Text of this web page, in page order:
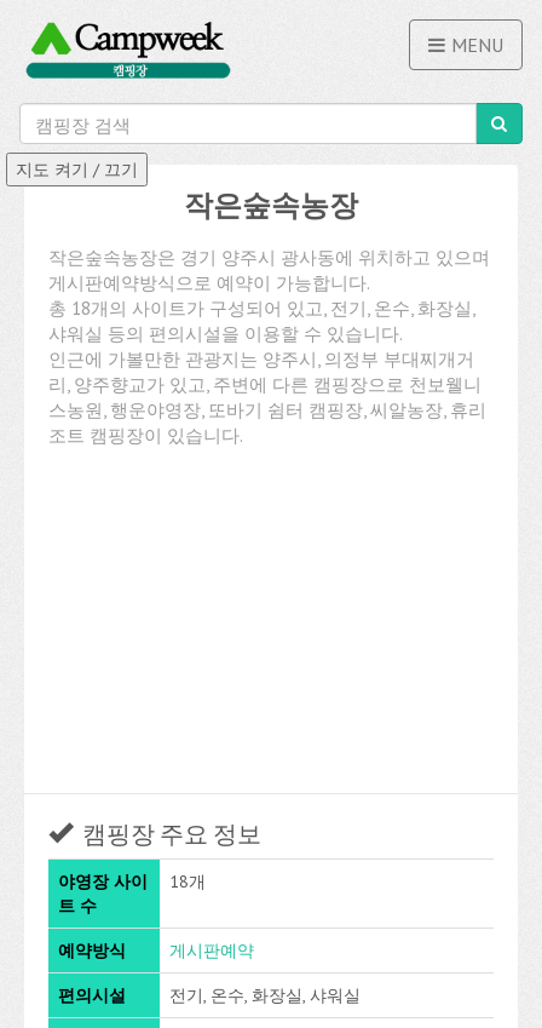
MENU
작은숲속농장
작은숲속농장은 경기 양주시 광사동에 위치하고 있으며
게시판예약방식으로 예약이 가능합니다.
총 18개의 사이트가 구성되어 있고, 전기, 온수, 화장실,
샤워실 등의 편의시설을 이용할 수 있습니다.
인근에 가볼만한 관광지는 양주시, 의정부 부대찌개거
리, 양주향교가 있고, 주변에 다른 캠핑장으로 천보웰니
스농원, 행운야영장, 또바기 쉼터 캠핑장, 씨알농장, 휴리
조트 캠핑장이 있습니다.
캠핑장 주요 정보
야영장 사이
트 수
18개
예약방식 게시판예약
편의시설 전기, 온수, 화장실, 샤워실